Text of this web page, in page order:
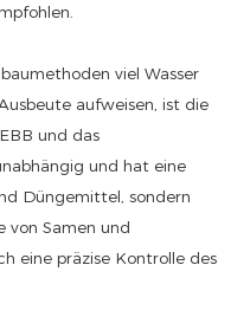
viel Wasser
aufweisen, ist die
und das
und hat eine
Düngemittel, sondern
von Samen und
eine präzise Kontrolle des